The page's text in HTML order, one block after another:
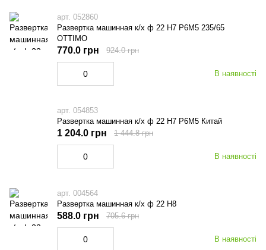
арт. 052860
Развертка машинная к/х ф 22 Н7 Р6М5 235/65
OTTIMO
В наявності
770.0 грн 924.0 грн
арт. 054853
Развертка машинная к/х ф 22 Н7 Р6М5 Китай
В наявності
1 204.0 грн 1 444.8 грн
арт. 004564
Развертка машинная к/х ф 22 Н8
В наявності
588.0 грн 705.6 грн